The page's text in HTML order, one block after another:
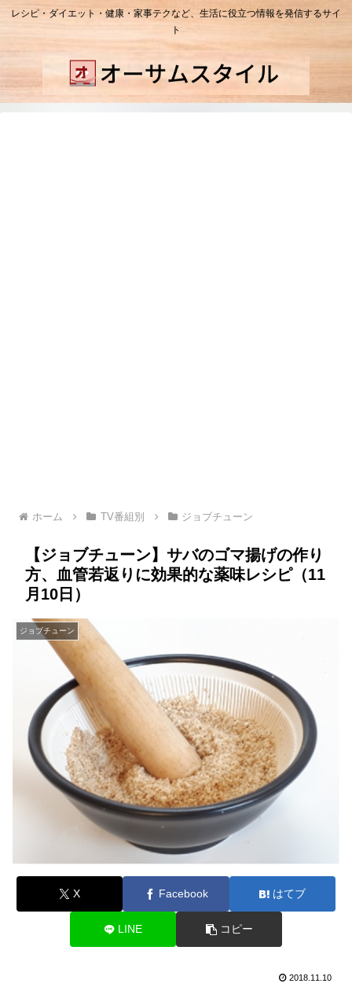
レシピ・ダイエット・健康・家事テクなど、生活に役立つ情報を発信するサイ
ト
ホーム TV番組別 ジョブチューン
【ジョブチューン】サバのゴマ揚げの作り
方、血管若返りに効果的な薬味レシピ（11
月10日）
ジョブチューン
X Facebook はてブ
LINE コピー
2018.11.10